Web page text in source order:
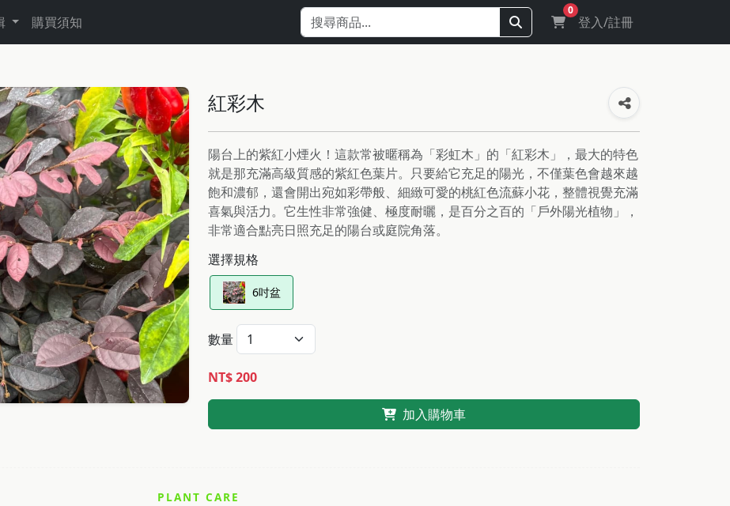
購買須知
0
登入/註冊
紅彩木
陽台上的紫紅小煙火！這款常被暱稱為「彩虹木」的「紅彩木」，最大的特色
就是那充滿高級質感的紫紅色葉片。只要給它充足的陽光，不僅葉色會越來越
飽和濃郁，還會開出宛如彩帶般、細緻可愛的桃紅色流蘇小花，整體視覺充滿
喜氣與活力。它生性非常強健、極度耐曬，是百分之百的「戶外陽光植物」，
非常適合點亮日照充足的陽台或庭院角落。
選擇規格
6吋盆
數量
NT$ 200
加入購物車
PLANT CARE